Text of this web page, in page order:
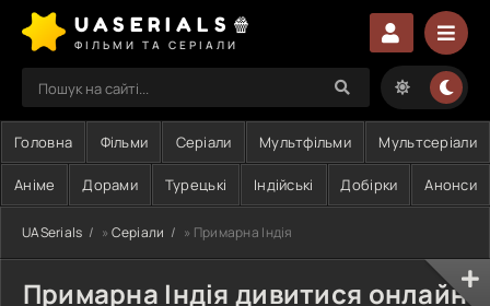
UASERIALS🍿
ФІЛЬМИ ТА СЕРІАЛИ
Головна Фільми Серіали Мультфільми Мультсеріали
Аніме Дорами Турецькі Індійські Добірки Анонси
UASerials » Серіали » Примарна Індія
Примарна Індія дивитися онлайн